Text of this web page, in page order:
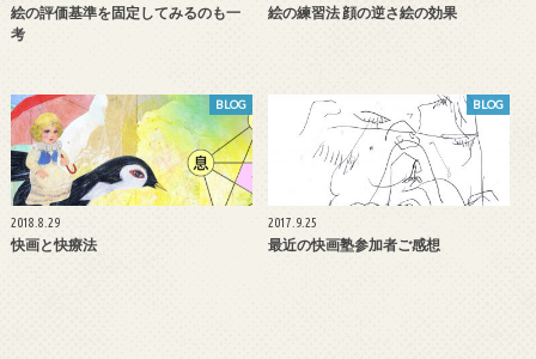
絵の評価基準を固定してみるのも一
考
絵の練習法 顔の逆さ絵の効果
BLOG
2018.8.29
快画と快療法
BLOG
2017.9.25
最近の快画塾参加者ご感想